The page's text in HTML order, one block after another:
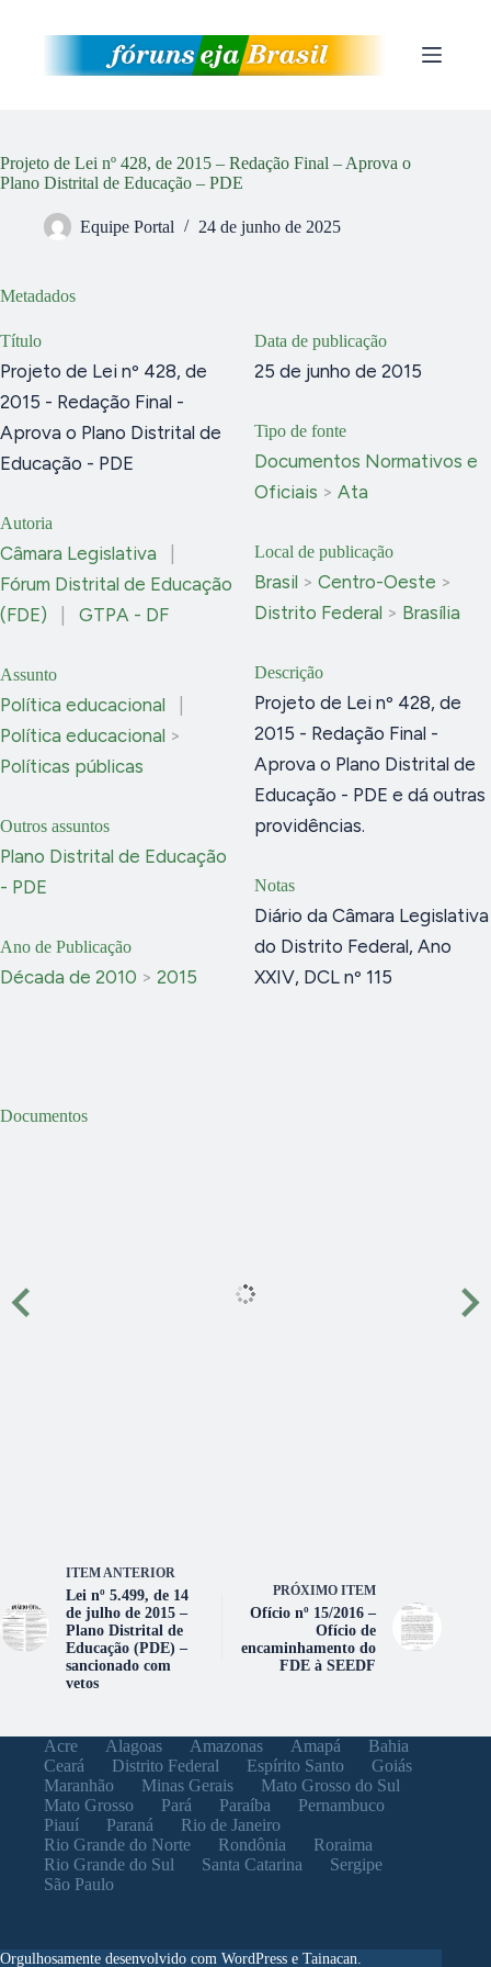
Projeto de Lei nº 428, de 2015 – Redação Final – Aprova o
Plano Distrital de Educação – PDE
Equipe Portal 24 de junho de 2025
Documentos
Metadados
Título
Projeto de Lei nº 428, de
2015 - Redação Final -
Aprova o Plano Distrital de
Educação - PDE
Autoria
Câmara Legislativa
Fórum Distrital de Educação
(FDE)
GTPA - DF
Assunto
Política educacional
Política educacional >
Políticas públicas
Outros assuntos
Plano Distrital de Educação
- PDE
Ano de Publicação
Década de 2010 > 2015
Data de publicação
25 de junho de 2015
Tipo de fonte
Documentos Normativos e
Oficiais > Ata
Local de publicação
Brasil > Centro-Oeste >
Distrito Federal > Brasília
Descrição
Projeto de Lei nº 428, de
2015 - Redação Final -
Aprova o Plano Distrital de
Educação - PDE e dá outras
providências.
Notas
Diário da Câmara Legislativa
do Distrito Federal, Ano
XXIV, DCL nº 115
ITEM ANTERIOR
Lei nº 5.499, de 14
de julho de 2015 –
Plano Distrital de
Educação (PDE) –
sancionado com
vetos
PRÓXIMO ITEM
Ofício nº 15/2016 –
Ofício de
encaminhamento do
FDE à SEEDF
Acre Alagoas Amazonas Amapá
Bahia
Ceará
Distrito Federal Espírito Santo
Goiás
Maranhão
Minas Gerais
Mato Grosso do Sul
Mato Grosso
Pará Paraíba
Pernambuco
Piauí
Paraná
Rio de Janeiro
Rio Grande do Norte
Rondônia
Roraima
Rio Grande do Sul
Santa Catarina
Sergipe
São Paulo
Orgulhosamente desenvolvido com WordPress e Tainacan.